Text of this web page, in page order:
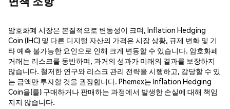
암호화폐 시장은 본질적으로 변동성이 크며, Inflation Hedging
Coin (IHC) 및 다른 디지털 자산의 가격은 시장 상황, 규제 변화 및 기
타 예측 불가능한 요인으로 인해 크게 변동할 수 있습니다. 암호화폐
거래는 리스크를 동반하며, 과거의 성과가 미래의 결과를 보장하지
않습니다. 철저한 연구와 리스크 관리 전략을 시행하고, 감당할 수 있
는 금액만 투자할 것을 권장합니다. Phemex는 Inflation Hedging
Coin을(를) 구매하거나 판매하는 과정에서 발생한 손실에 대해 책임
지지 않습니다.